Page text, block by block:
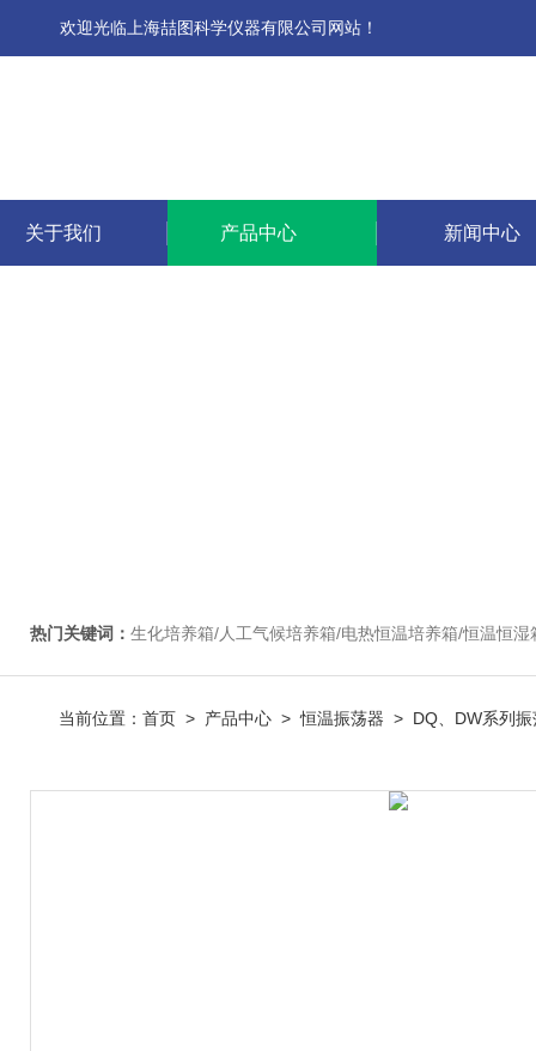
欢迎光临上海喆图科学仪器有限公司网站！
关于我们 产品中心 新闻中心
热门关键词： 生化培养箱/人工气候培养箱/电热恒温培养箱/恒温恒湿箱/光照培养箱/二氧化碳培养箱
当前位置： 首页 > 产品中心 >恒温振荡器 > DQ、DW系列